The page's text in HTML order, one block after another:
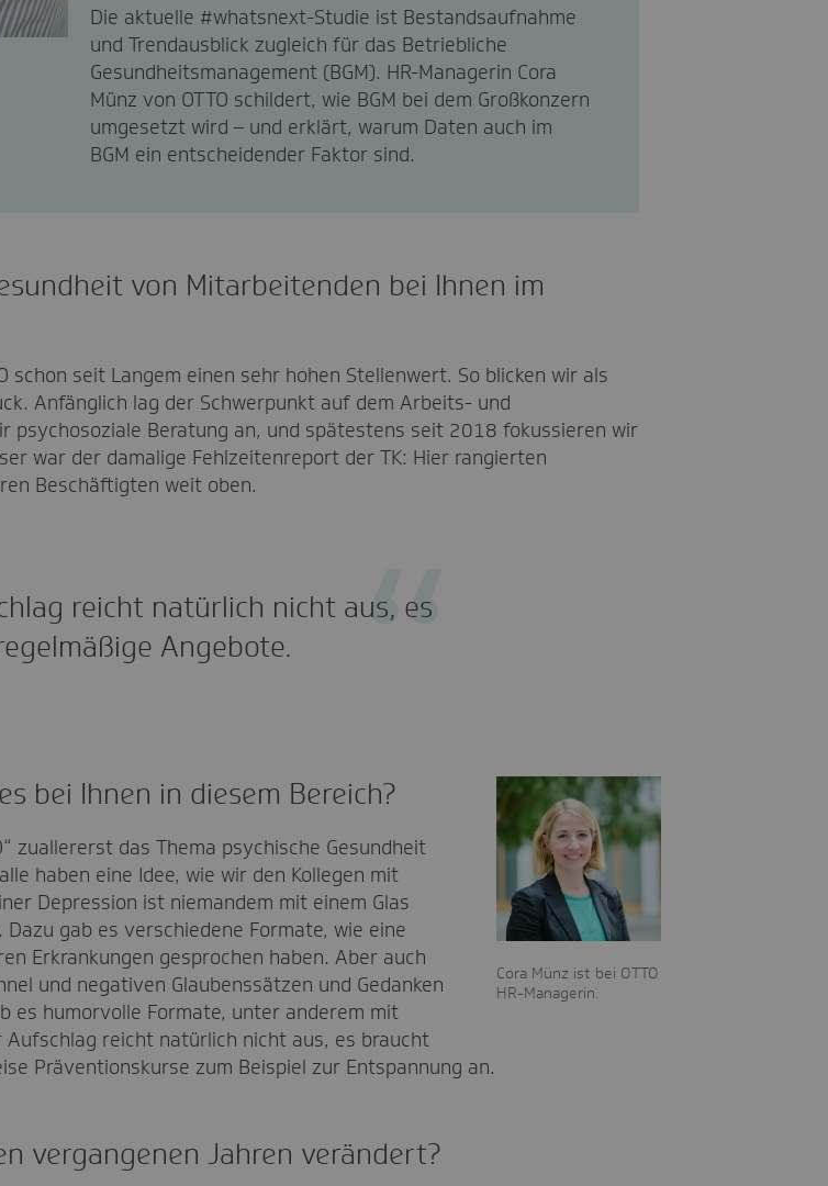
Die aktuelle #whatsnext-Studie ist Bestandsaufnahme
und Trendausblick zugleich für das Betriebliche
Gesundheitsmanagement (BGM). HR-Managerin Cora
Münz von OTTO schildert, wie BGM bei dem Großkonzern
umgesetzt wird – und erklärt, warum Daten auch im
BGM ein entscheidender Faktor sind.
von Mitarbeitenden bei Ihnen im
schon seit Langem einen sehr hohen Stellenwert. So blicken wir als
Anfänglich lag der Schwerpunkt auf dem Arbeits- und
psychosoziale Beratung an, und spätestens seit 2018 fokussieren wir
war der damalige Fehlzeitenreport der TK: Hier rangierten
Beschäftigten weit oben.
reicht natürlich nicht aus, es
Angebote.
Cora Münz ist bei OTTO
HR-Managerin.
bei Ihnen in diesem Bereich?
zuallererst das Thema psychische Gesundheit
haben eine Idee, wie wir den Kollegen mit
Depression ist niemandem mit einem Glas
gab es verschiedene Formate, wie eine
Erkrankungen gesprochen haben. Aber auch
und negativen Glaubenssätzen und Gedanken
es humorvolle Formate, unter anderem mit
reicht natürlich nicht aus, es braucht
Präventionskurse zum Beispiel zur Entspannung an.
vergangenen Jahren verändert?